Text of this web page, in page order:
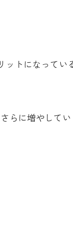
ットになってい
らに増やして